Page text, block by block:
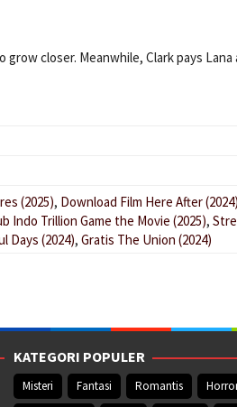
closer. Meanwhile, Clark pays
(2025), Download Film Here After (2024)
Indo Trillion Game the Movie (2025),
Days (2024), Gratis The Union (2024)
KATEGORI POPULER
Misteri Fantasi Romantis